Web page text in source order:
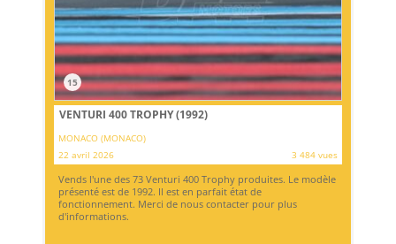
15
VENTURI 400 TROPHY (1992)
MONACO (MONACO)
22 avril 2026
3 484 vues
Vends l'une des 73 Venturi 400 Trophy produites. Le modèle
présenté est de 1992. Il est en parfait état de
fonctionnement. Merci de nous contacter pour plus
d'informations.